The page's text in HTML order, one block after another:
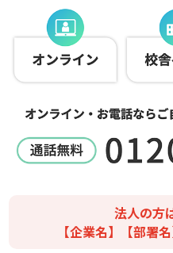
法人の方
【企業名】【部署